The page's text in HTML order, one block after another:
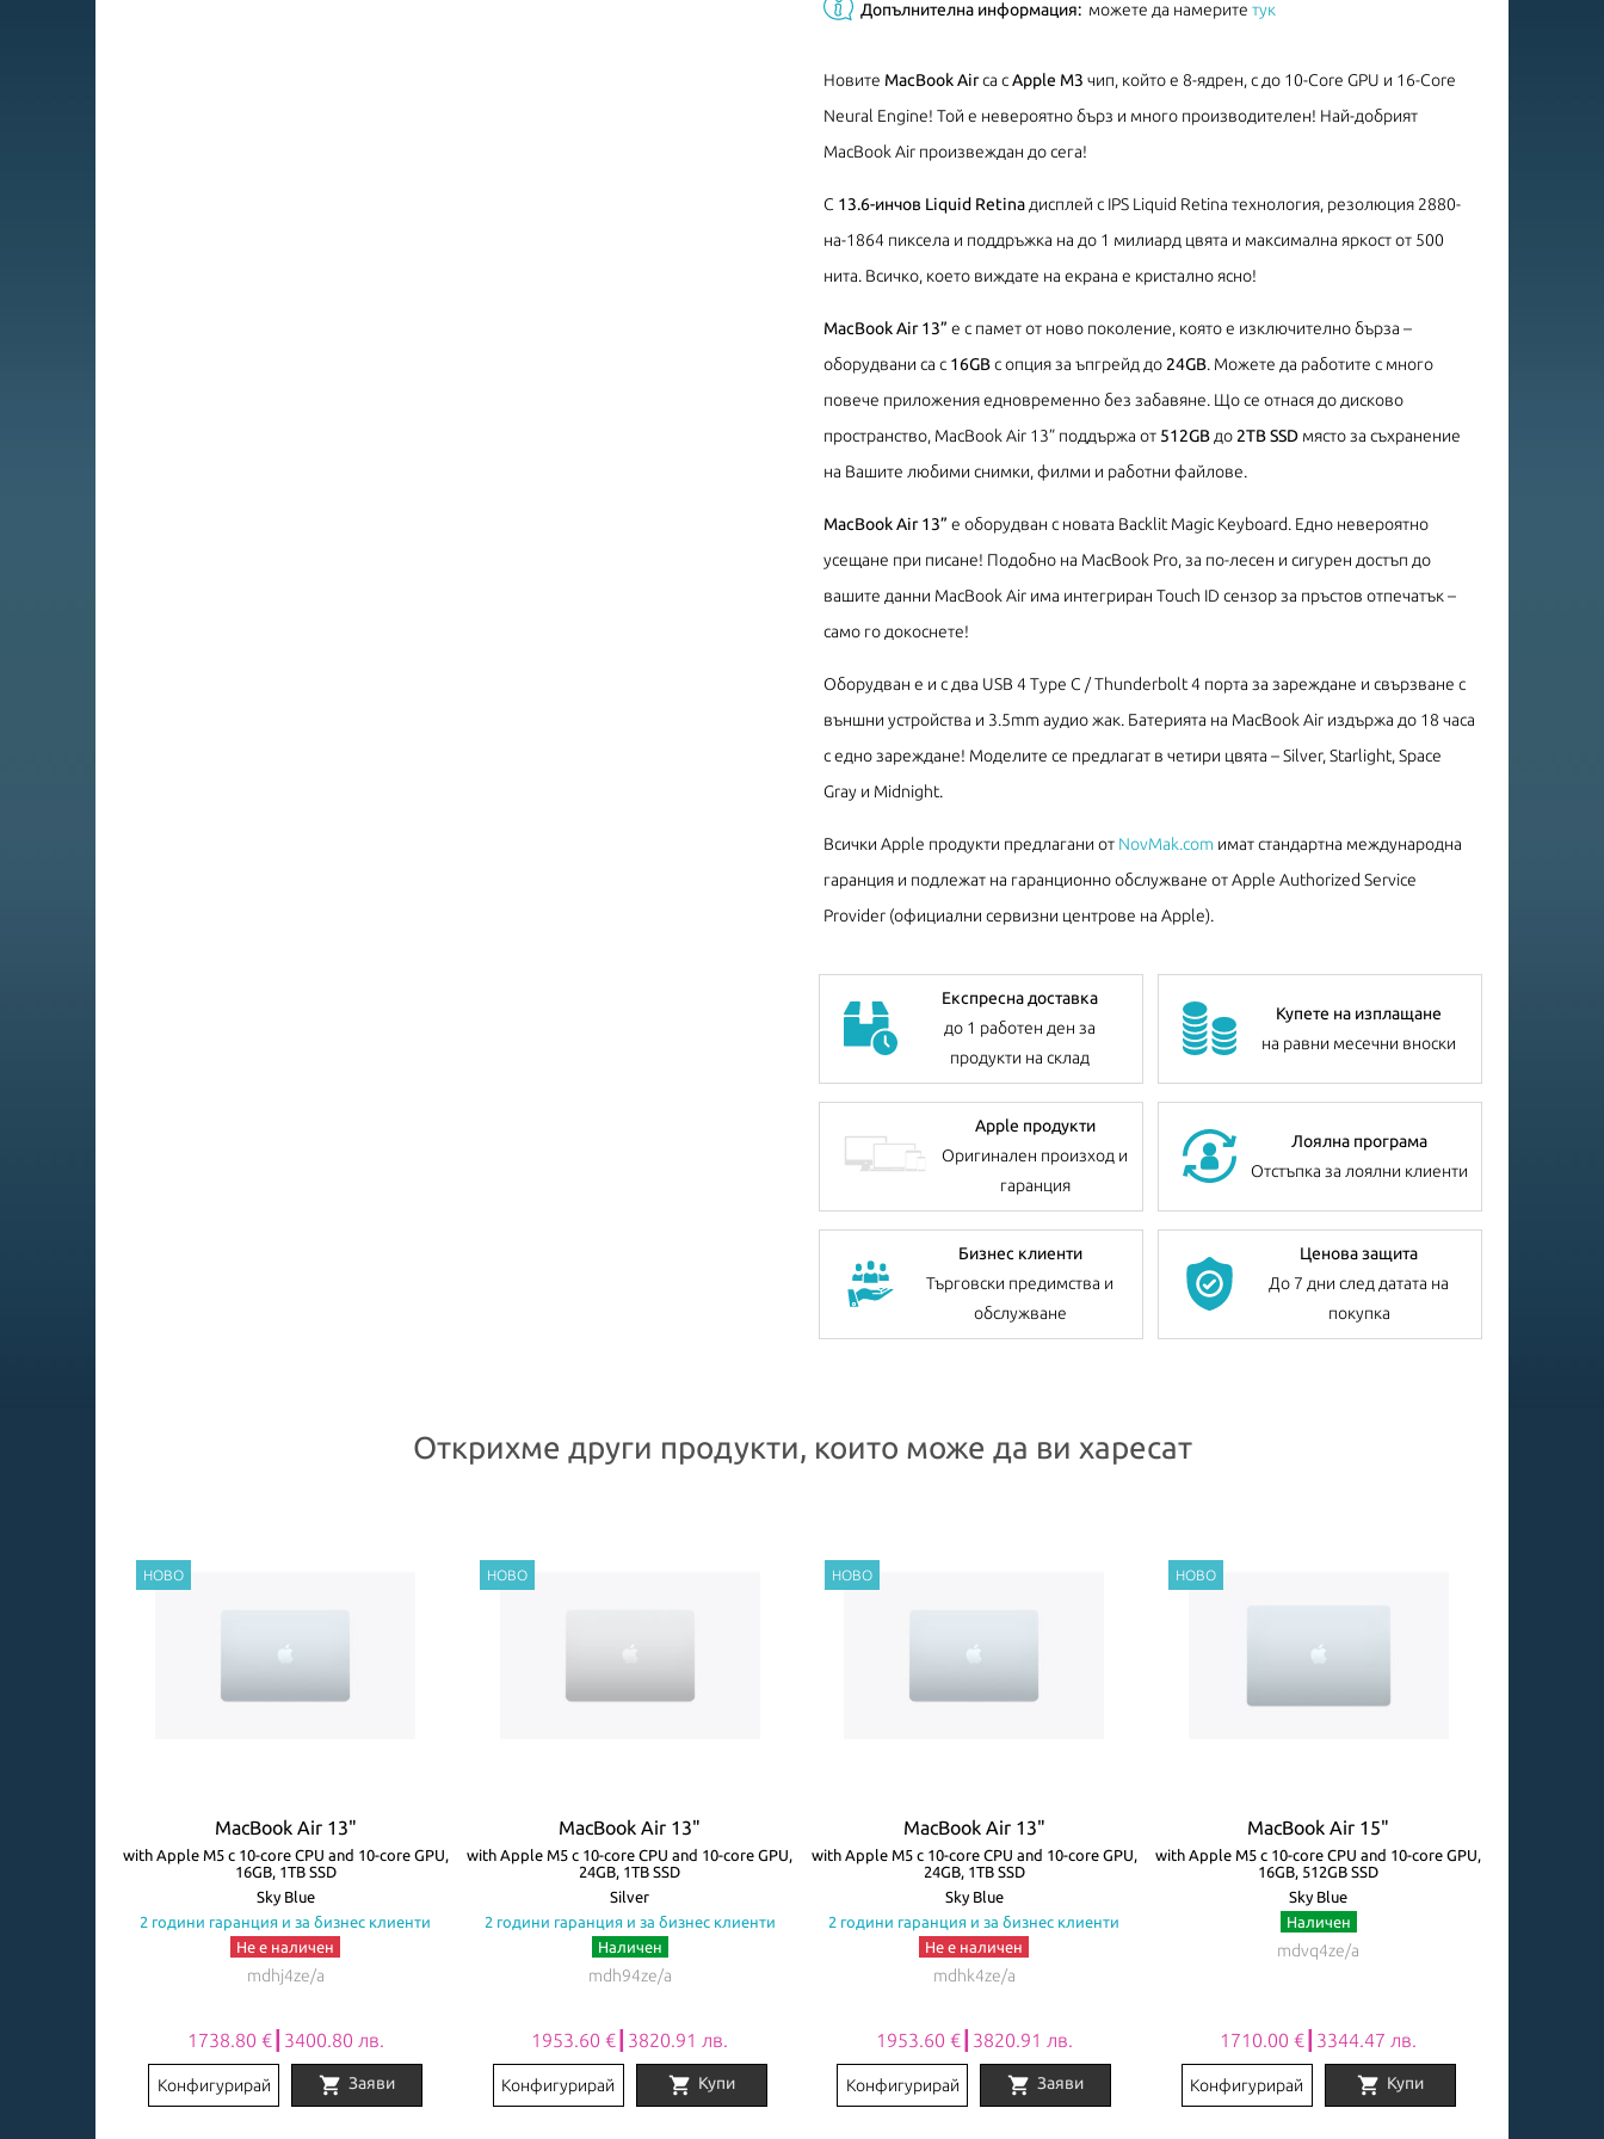
Допълнителна информация: можете да намерите тук
Новите MacBook Airса сApple M3 чип, който е 8-ядрен, с до 10-Core GPU и 16-Core
Neural Engine! Той е невероятно бърз и много производителен! Най-добрият
MacBook Air произвеждан до сега!
С 13.6-инчов Liquid Retina дисплей с IPS Liquid Retina технология, резолюция 2880-
на-1864 пиксела и поддръжка на до 1 милиард цвята и максимална яркост от 500
нита. Всичко, което виждате на екрана е кристално ясно!
MacBook Air 13” е с памет от ново поколение, която е изключително бърза –
оборудвани са с 16GBс опция за ъпгрейд до 24GB. Можете да работите с много
повече приложения едновременно без забавяне. Що се отнася до дисково
пространство, MacBook Air 13” поддържа от 512GB до 2TB SSD място за съхранение
на Вашите любими снимки, филми и работни файлове.
MacBook Air 13” е оборудван с новата Backlit Magic Keyboard. Едно невероятно
усещане при писане! Подобно на MacBook Pro, за по-лесен и сигурен достъп до
вашите данни MacBook Air има интегриран Touch ID сензор за пръстов отпечатък –
само го докоснете!
Оборудван е и с два USB 4 Type C / Thunderbolt 4 порта за зареждане и свързване с
външни устройства и 3.5mm аудио жак. Батерията на MacBook Air издържа до 18 часа
с едно зареждане! Моделите се предлагат в четири цвята – Silver, Starlight, Space
Gray и Midnight.
Всички Apple продукти предлагани от NovMak.com имат стандартна международна
гаранция и подлежат на гаранционно обслужване от Apple Authorized Service
Provider (официални сервизни центрове на Apple).
Експресна доставка
до 1 работен ден за
продукти на склад
Купете на изплащане
на равни месечни вноски
Apple продукти
Оригинален произход и
гаранция
Лоялна програма
Отстъпка за лоялни клиенти
Бизнес клиенти
Търговски предимства и
обслужване
Ценова защита
До 7 дни след датата на
покупка
Открихме други продукти, които може да ви харесат
MacBook Air 13"
with Apple M5 с 10-core CPU and 10-core GPU,
16GB, 1TB SSD
Sky Blue
2 години гаранция и за бизнес клиенти
Не е наличен
mdhj4ze/a
1738.80 €┃3400.80 лв.
Конфигурирай shopping_cart Заяви
MacBook Air 13"
with Apple M5 с 10-core CPU and 10-core GPU,
24GB, 1TB SSD
Silver
2 години гаранция и за бизнес клиенти
Наличен
mdh94ze/a
1953.60 €┃3820.91 лв.
Конфигурирай shopping_cart Купи
MacBook Air 13"
with Apple M5 с 10-core CPU and 10-core GPU,
24GB, 1TB SSD
Sky Blue
2 години гаранция и за бизнес клиенти
Не е наличен
mdhk4ze/a
1953.60 €┃3820.91 лв.
Конфигурирай shopping_cart Заяви
MacBook Air 15"
with Apple M5 с 10-core CPU and 10-core GPU,
16GB, 512GB SSD
Sky Blue
Наличен
mdvq4ze/a
1710.00 €┃3344.47 лв.
Конфигурирай shopping_cart Купи